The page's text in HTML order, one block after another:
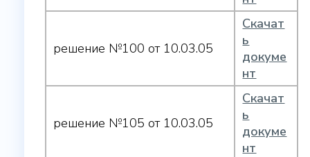
решение №100 от 10.03.05
Скачат
ь
докуме
нт
решение №105 от 10.03.05
Скачат
ь
докуме
нт